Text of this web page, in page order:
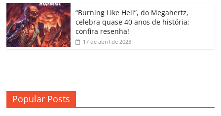
o
m
“Burning Like Hell”, do Megahertz,
celebra quase 40 anos de história;
confira resenha!
17 de abril de 2023
Popular Posts